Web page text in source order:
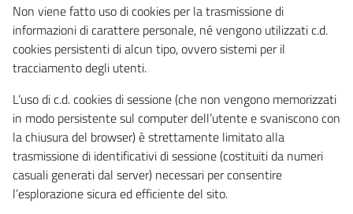
Non viene fatto uso di cookies per la trasmissione di
informazioni di carattere personale, né vengono utilizzati c.d.
cookies persistenti di alcun tipo, ovvero sistemi per il
tracciamento degli utenti.
L’uso di c.d. cookies di sessione (che non vengono memorizzati
in modo persistente sul computer dell’utente e svaniscono con
la chiusura del browser) è strettamente limitato alla
trasmissione di identificativi di sessione (costituiti da numeri
casuali generati dal server) necessari per consentire
l’esplorazione sicura ed efficiente del sito.